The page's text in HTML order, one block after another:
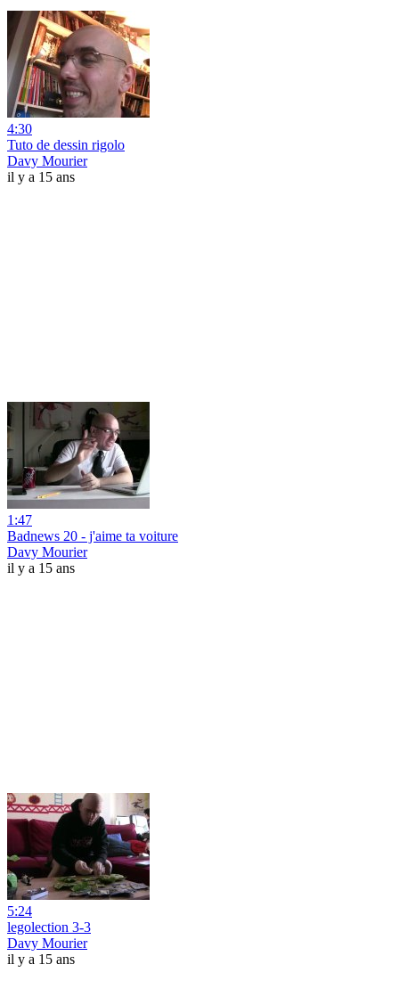
4:30
Tuto de dessin rigolo
Davy Mourier
il y a 15 ans
1:47
Badnews 20 - j'aime ta voiture
Davy Mourier
il y a 15 ans
5:24
legolection 3-3
Davy Mourier
il y a 15 ans